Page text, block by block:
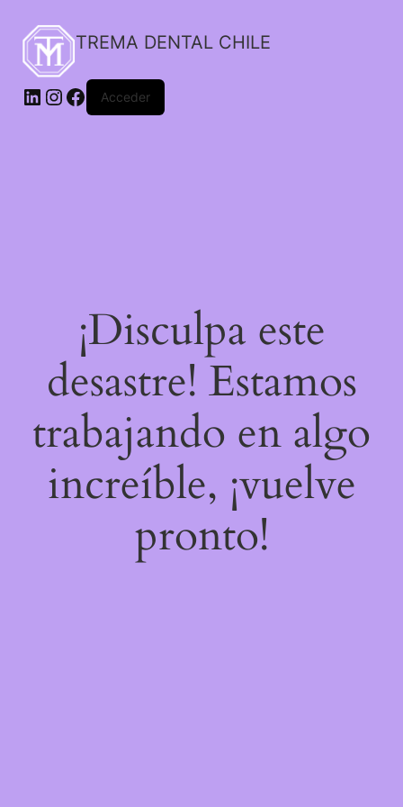
TREMA DENTAL CHILE
Acceder
¡Disculpa este
desastre! Estamos
trabajando en algo
increíble, ¡vuelve
pronto!